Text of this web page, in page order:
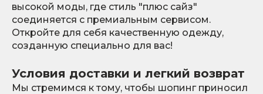
высокой моды, где стиль "плюс сайз"
соединяется с премиальным сервисом.
Откройте для себя качественную одежду,
созданную специально для вас!
Условия доставки и легкий возврат
Мы стремимся к тому, чтобы шопинг приносил